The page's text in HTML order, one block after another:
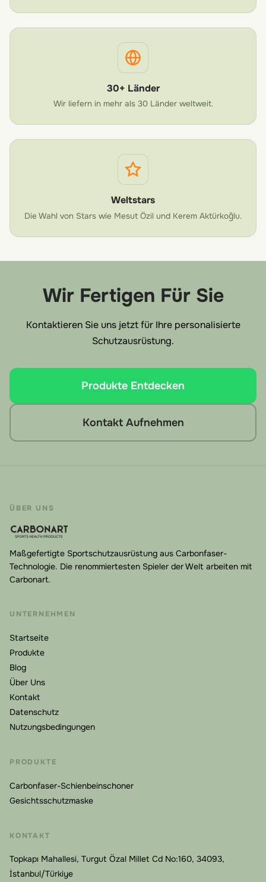
30+ Länder
Wir liefern in mehr als 30 Länder weltweit.
Weltstars
Die Wahl von Stars wie Mesut Özil und Kerem Aktürkoğlu.
Wir Fertigen Für Sie
Kontaktieren Sie uns jetzt für Ihre personalisierte
Schutzausrüstung.
Produkte Entdecken
Kontakt Aufnehmen
ÜBER UNS
Maßgefertigte Sportschutzausrüstung aus Carbonfaser-
Technologie. Die renommiertesten Spieler der Welt arbeiten mit
Carbonart.
UNTERNEHMEN
Startseite
Produkte
Blog
Über Uns
Kontakt
Datenschutz
Nutzungsbedingungen
PRODUKTE
Carbonfaser-Schienbeinschoner
Gesichtsschutzmaske
KONTAKT
Topkapı Mahallesi, Turgut Özal Millet Cd No:160, 34093,
İstanbul/Türkiye